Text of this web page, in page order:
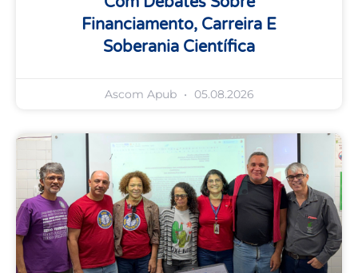
Financiamento, Carreira E
Soberania Científica
Ascom Apub 05.08.2026